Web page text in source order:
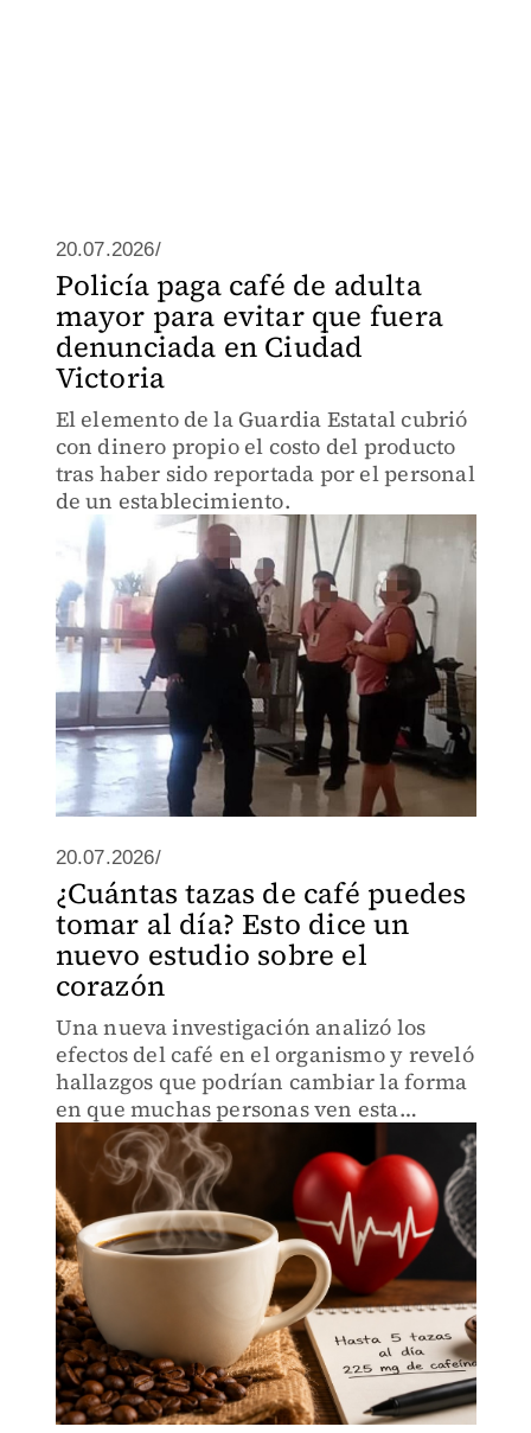
20.07.2026/
Policía paga café de adulta
mayor para evitar que fuera
denunciada en Ciudad
Victoria
El elemento de la Guardia Estatal cubrió
con dinero propio el costo del producto
tras haber sido reportada por el personal
de un establecimiento.
20.07.2026/
¿Cuántas tazas de café puedes
tomar al día? Esto dice un
nuevo estudio sobre el
corazón
Una nueva investigación analizó los
efectos del café en el organismo y reveló
hallazgos que podrían cambiar la forma
en que muchas personas ven esta
bebida.